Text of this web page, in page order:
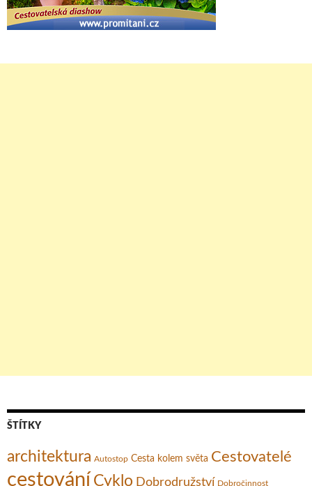
ŠTÍTKY
architektura Autostop Cesta kolem světa Cestovatelé
cestování Cyklo Dobrodružství Dobročinnost